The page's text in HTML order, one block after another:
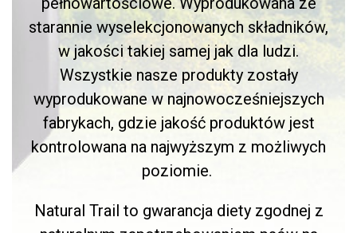
starannie wyselekcjonowanych składników,
w jakości takiej samej jak dla ludzi.
Wszystkie nasze produkty zostały
wyprodukowane w najnowocześniejszych
fabrykach, gdzie jakość produktów jest
kontrolowana na najwyższym z możliwych
poziomie.
Natural Trail to gwarancja diety zgodnej z